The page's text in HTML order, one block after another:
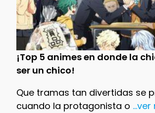
¡Top 5 animes en donde la
ser un chico!
Que tramas tan divertidas se
cuando la protagonista o